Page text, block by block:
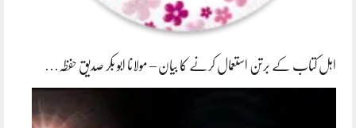
اہل کتاب کے برتن استعمال کرنے کا بیان – مولانا ابو بکر صدیق حفظہ…